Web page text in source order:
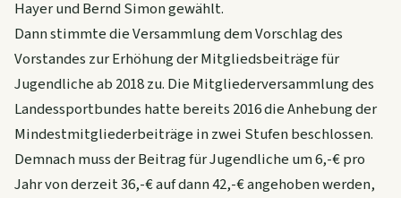
Hayer und Bernd Simon gewählt.
Dann stimmte die Versammlung dem Vorschlag des
Vorstandes zur Erhöhung der Mitgliedsbeiträge für
Jugendliche ab 2018 zu. Die Mitgliederversammlung des
Landessportbundes hatte bereits 2016 die Anhebung der
Mindestmitgliederbeiträge in zwei Stufen beschlossen.
Demnach muss der Beitrag für Jugendliche um 6,-€ pro
Jahr von derzeit 36,-€ auf dann 42,-€ angehoben werden,